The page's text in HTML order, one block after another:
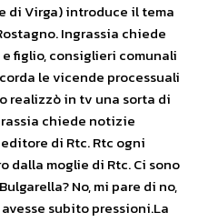
di Virga) introduce il tema
Ingrassia chiede
figlio, consiglieri comunali
le vicende processuali
realizzò in tv una sorta di
chiede notizie
di Rtc. Rtc ogni
dalla moglie di Rtc. Ci sono
No, mi pare di no,
subito pressioni.La